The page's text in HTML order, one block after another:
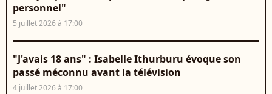
personnel"
5 juillet 2026 à 17:00
"J'avais 18 ans" : Isabelle Ithurburu évoque son
passé méconnu avant la télévision
4 juillet 2026 à 17:00